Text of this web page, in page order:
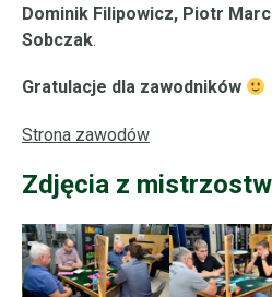
Dominik Filipowicz, Piotr
Sobczak.
Gratulacje dla zawodników
Strona zawodów
Zdjęcia z